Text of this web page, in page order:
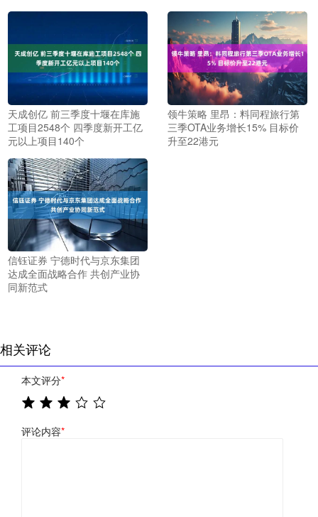
天成创亿 前三季度十堰在库施
工项目2548个 四季度新开工亿
元以上项目140个
领牛策略 里昂：料同程旅行第
三季OTA业务增长15% 目标价
升至22港元
信钰证券 宁德时代与京东集团
达成全面战略合作 共创产业协
同新范式
相关评论
本文评分*
评论内容*